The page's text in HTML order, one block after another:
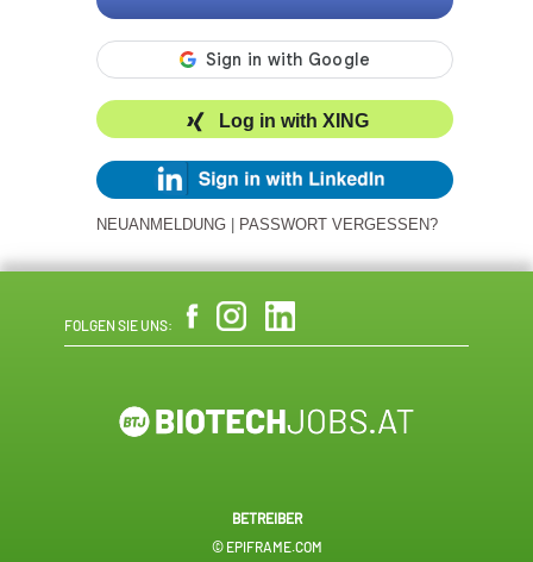
Log in with XING
NEUANMELDUNG PASSWORT VERGESSEN?
FOLGEN SIE UNS:
BETREIBER
© EPIFRAME.COM